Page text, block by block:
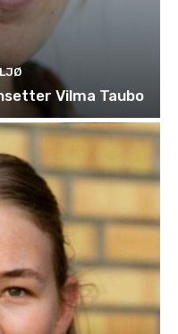
Vilma Taubo